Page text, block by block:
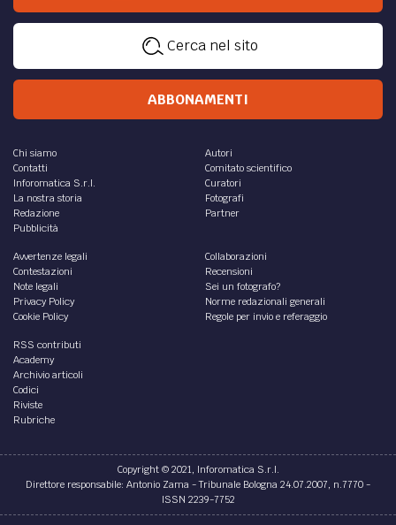
Cerca nel sito
ABBONAMENTI
Chi siamo
Contatti
Inforomatica S.r.l.
La nostra storia
Redazione
Pubblicità
Autori
Comitato scientifico
Curatori
Fotografi
Partner
Avvertenze legali
Contestazioni
Note legali
Privacy Policy
Cookie Policy
Collaborazioni
Recensioni
Sei un fotografo?
Norme redazionali generali
Regole per invio e referaggio
RSS contributi
Academy
Archivio articoli
Codici
Riviste
Rubriche
Copyright © 2021, Inforomatica S.r.l.
Direttore responsabile: Antonio Zama - Tribunale Bologna 24.07.2007, n.7770 -
ISSN 2239-7752